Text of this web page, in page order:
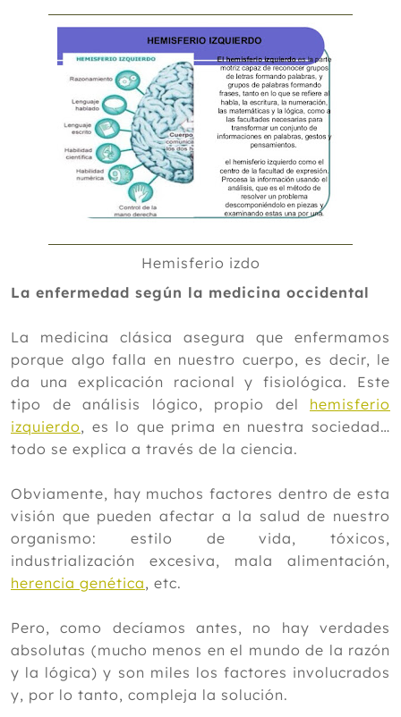
Enero
2016
2015
2014
2013
2012
Hemisferio izdo
La enfermedad según la medicina occidental
La medicina clásica asegura que enfermamos
porque algo falla en nuestro cuerpo, es decir, le
da una explicación racional y fisiológica. Este
tipo de análisis lógico, propio del hemisferio
izquierdo, es lo que prima en nuestra sociedad…
todo se explica a través de la ciencia.
Obviamente, hay muchos factores dentro de esta
visión que pueden afectar a la salud de nuestro
organismo: estilo de vida, tóxicos,
industrialización excesiva, mala alimentación,
herencia genética, etc.
Pero, como decíamos antes, no hay verdades
absolutas (mucho menos en el mundo de la razón
y la lógica) y son miles los factores involucrados
y, por lo tanto, compleja la solución.